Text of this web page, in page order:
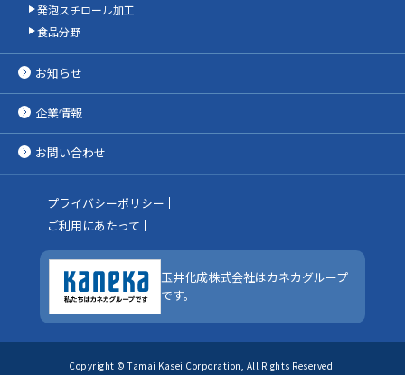
発泡スチロール加工
食品分野
お知らせ
企業情報
お問い合わせ
プライバシーポリシー
ご利用にあたって
玉井化成株式会社はカネカグループ
です。
Copyright © Tamai Kasei Corporation, All Rights Reserved.